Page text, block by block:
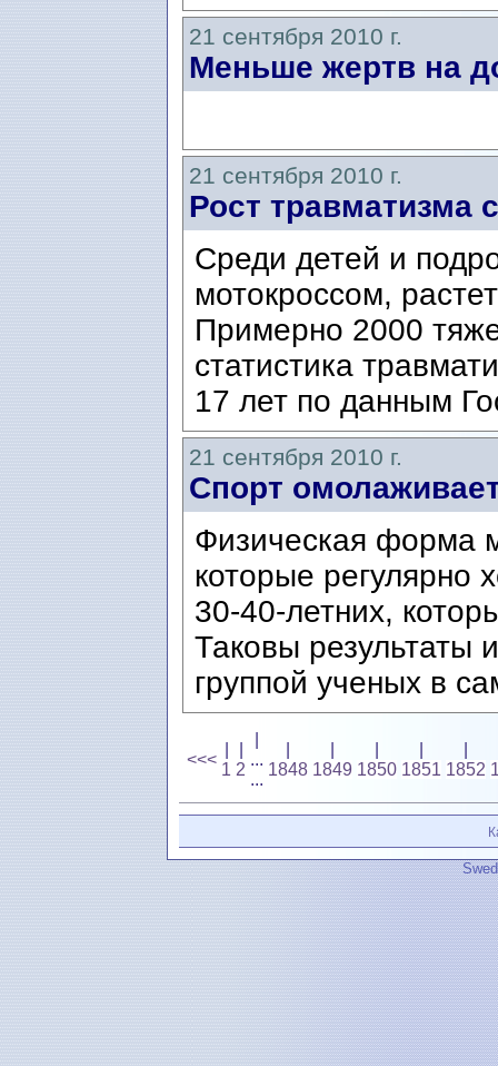
21 сентября 2010 г.
Меньше жертв на
21 сентября 2010 г.
Рост травматизма
Cреди детей и
мотокроссом,
Примерно 2000
статистика
17 лет по данным
21 сентября 2010 г.
Спорт
Физическая форма
которые регулярно
30-40-летних,
Таковы результаты
группой ученых в
<<<
1 2
...
...
1848 1849 1850 1851 1852